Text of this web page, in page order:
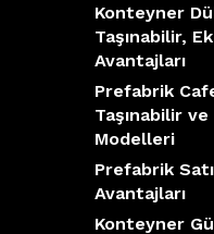
Konteyner
Taşınabilir,
Avantajları
Prefabrik
Taşınabilir
Modelleri
Prefabrik
Avantajları
Konteyner